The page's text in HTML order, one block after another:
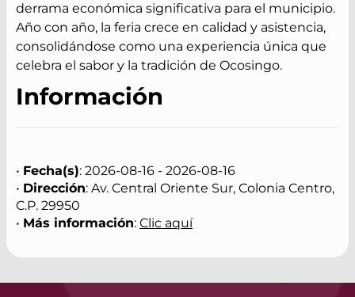
derrama económica significativa para el municipio.
Año con año, la feria crece en calidad y asistencia,
consolidándose como una experiencia única que
celebra el sabor y la tradición de Ocosingo.
Información
• Fecha(s): 2026-08-16 - 2026-08-16
• Dirección: Av. Central Oriente Sur, Colonia Centro,
C.P. 29950
• Más información: Clic aquí